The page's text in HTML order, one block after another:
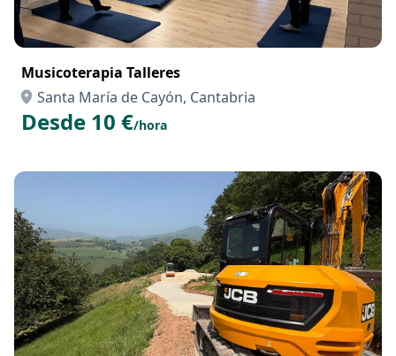
Musicoterapia Talleres
Santa María de Cayón, Cantabria
Desde 10 €/hora